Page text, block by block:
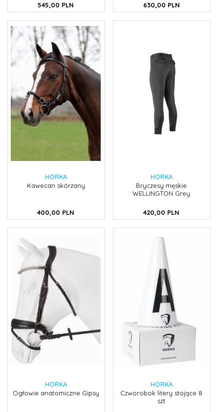
545,00 PLN 630,00 PLN
HORKA
Kawecan skórzany
400,00 PLN
HORKA
Bryczesy męskie
WELLINGTON Grey
420,00 PLN
HORKA
Ogłowie anatomiczne Gipsy
HORKA
Czworobok litery stojące 8
szt